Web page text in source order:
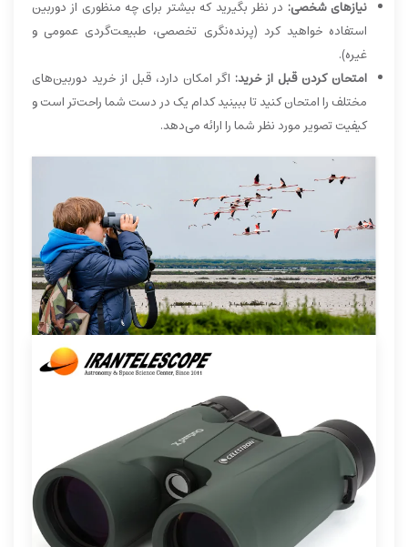
نیازهای شخصی: در نظر بگیرید که بیشتر برای چه منظوری از دوربین
استفاده خواهید کرد (پرنده‌نگری تخصصی، طبیعت‌گردی عمومی و
غیره).
امتحان کردن قبل از خرید: اگر امکان دارد، قبل از خرید دوربین‌های
مختلف را امتحان کنید تا ببینید کدام یک در دست شما راحت‌تر است و
کیفیت تصویر مورد نظر شما را ارائه می‌دهد.